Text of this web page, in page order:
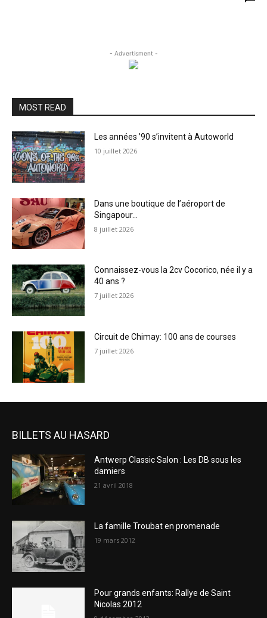
- Advertisment -
MOST READ
Les années ’90 s’invitent à Autoworld
10 juillet 2026
Dans une boutique de l’aéroport de
Singapour…
8 juillet 2026
Connaissez-vous la 2cv Cocorico, née il y a
40 ans ?
7 juillet 2026
Circuit de Chimay: 100 ans de courses
7 juillet 2026
BILLETS AU HASARD
Antwerp Classic Salon : Les DB sous les
damiers
21 avril 2018
La famille Troubat en promenade
19 mars 2012
Pour grands enfants: Rallye de Saint
Nicolas 2012